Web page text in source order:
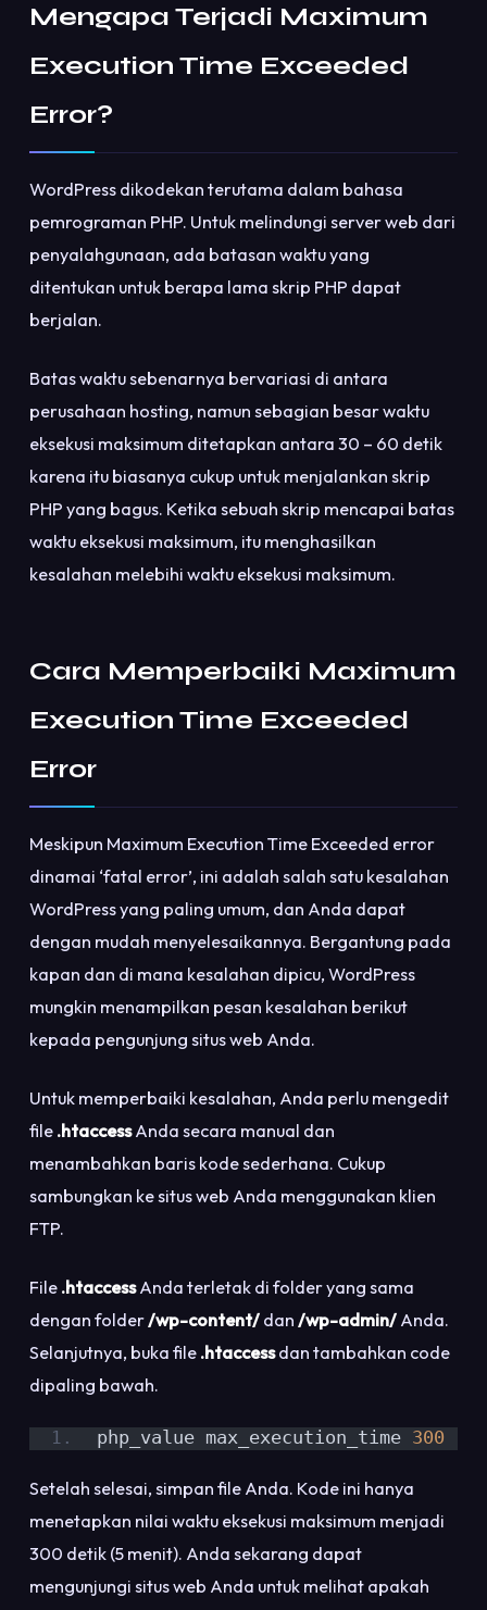
Mengapa Terjadi Maximum
Execution Time Exceeded
Error?
WordPress dikodekan terutama dalam bahasa
pemrograman PHP. Untuk melindungi server web dari
penyalahgunaan, ada batasan waktu yang
ditentukan untuk berapa lama skrip PHP dapat
berjalan.
Batas waktu sebenarnya bervariasi di antara
perusahaan hosting, namun sebagian besar waktu
eksekusi maksimum ditetapkan antara 30 – 60 detik
karena itu biasanya cukup untuk menjalankan skrip
PHP yang bagus. Ketika sebuah skrip mencapai batas
waktu eksekusi maksimum, itu menghasilkan
kesalahan melebihi waktu eksekusi maksimum.
Cara Memperbaiki Maximum
Execution Time Exceeded
Error
Meskipun Maximum Execution Time Exceeded error
dinamai ‘fatal error’, ini adalah salah satu kesalahan
WordPress yang paling umum, dan Anda dapat
dengan mudah menyelesaikannya. Bergantung pada
kapan dan di mana kesalahan dipicu, WordPress
mungkin menampilkan pesan kesalahan berikut
kepada pengunjung situs web Anda.
Untuk memperbaiki kesalahan, Anda perlu mengedit
file .htaccessAnda secara manual dan
menambahkan baris kode sederhana. Cukup
sambungkan ke situs web Anda menggunakan klien
FTP.
File .htaccessAnda terletak di folder yang sama
dengan folder/wp-content/dan /wp-admin/Anda.
Selanjutnya, buka file .htaccessdan tambahkan code
dipaling bawah.
php_value max_execution_time 300
Setelah selesai, simpan file Anda. Kode ini hanya
menetapkan nilai waktu eksekusi maksimum menjadi
300 detik (5 menit). Anda sekarang dapat
mengunjungi situs web Anda untuk melihat apakah